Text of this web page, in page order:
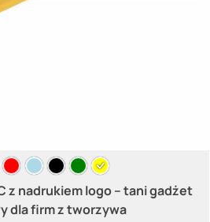
z nadrukiem logo – tani gadżet
dla firm z tworzywa